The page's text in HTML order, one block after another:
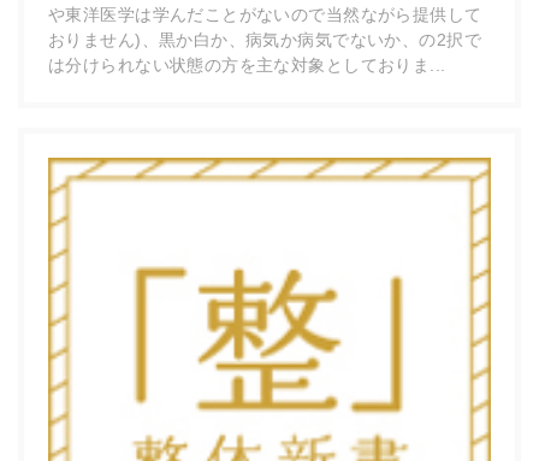
や東洋医学は学んだことがないので当然ながら提供して
おりません)、黒か白か、病気か病気でないか、の2択で
は分けられない状態の方を主な対象としておりま...